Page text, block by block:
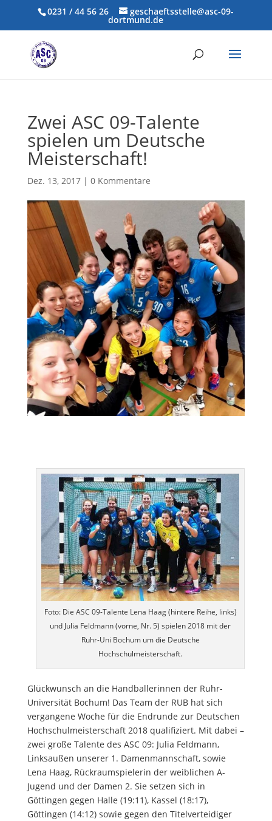
0231 / 44 56 26 geschaeftsstelle@asc-09-
dortmund.de
Zwei ASC 09-Talente
spielen um Deutsche
Meisterschaft!
Dez. 13, 2017| 0 Kommentare
Foto: Die ASC 09-Talente Lena Haag (hintere Reihe, links)
und Julia Feldmann (vorne, Nr. 5) spielen 2018 mit der
Ruhr-Uni Bochum um die Deutsche
Hochschulmeisterschaft.
Glückwunsch an die Handballerinnen der Ruhr-
Universität Bochum! Das Team der RUB hat sich
vergangene Woche für die Endrunde zur Deutschen
Hochschulmeisterschaft 2018 qualifiziert. Mit dabei –
zwei große Talente des ASC 09: Julia Feldmann,
Linksaußen unserer 1. Damenmannschaft, sowie
Lena Haag, Rückraumspielerin der weiblichen A-
Jugend und der Damen 2. Sie setzen sich in
Göttingen gegen Halle (19:11), Kassel (18:17),
Göttingen (14:12) sowie gegen den Titelverteidiger